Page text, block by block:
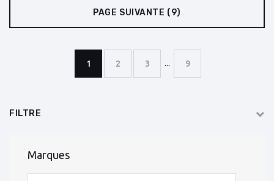
PAGE SUIVANTE (9)
1 2 3 ... 9
FILTRE
Marques